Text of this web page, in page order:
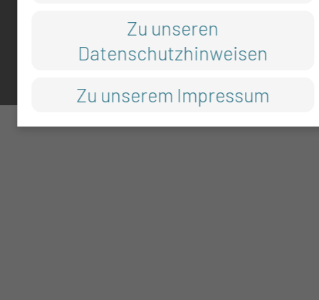
Datenschutz
Cookie-Einstellungen
Zu unseren
Datenschutzhinweisen
Zu unserem Impressum